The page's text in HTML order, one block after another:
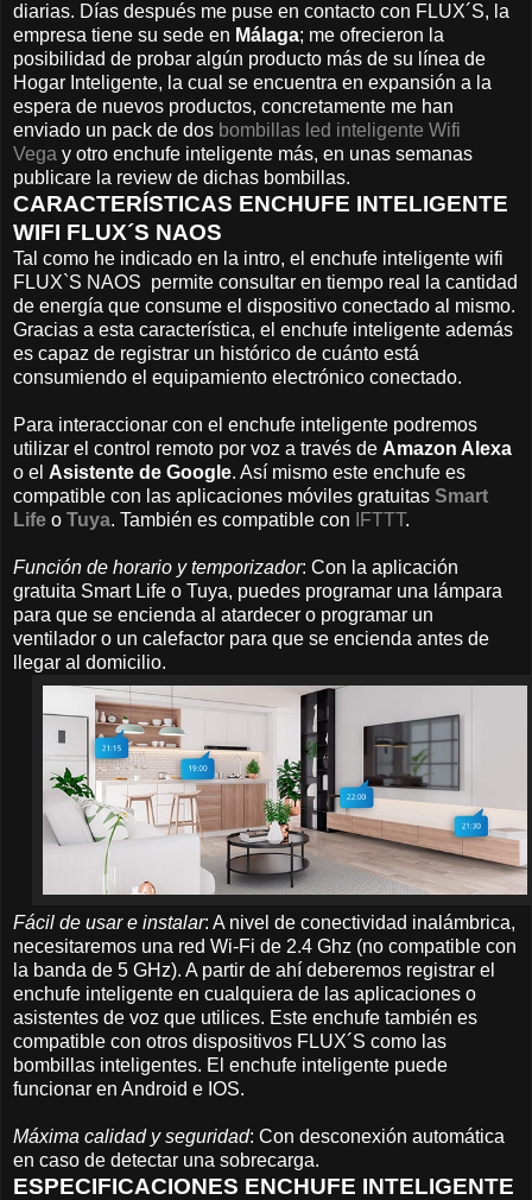
diarias. Días después me puse en contacto con FLUX´S, la
empresa tiene su sede en Málaga; me ofrecieron la
posibilidad de probar algún producto más de su línea de
Hogar Inteligente, la cual se encuentra en expansión a la
espera de nuevos productos, concretamente me han
enviado un pack de dos bombillas led inteligente Wifi
Vega y otro enchufe inteligente más, en unas semanas
publicare la review de dichas bombillas.
CARACTERÍSTICAS ENCHUFE INTELIGENTE
WIFI FLUX´S NAOS
Tal como he indicado en la intro, el enchufe inteligente wifi
FLUX`S NAOS permite consultar en tiempo real la cantidad
de energía que consume el dispositivo conectado al mismo.
Gracias a esta característica, el enchufe inteligente además
es capaz de registrar un histórico de cuánto está
consumiendo el equipamiento electrónico conectado.
Para interaccionar con el enchufe inteligente podremos
utilizar el control remoto por voz a través de Amazon Alexa
o el Asistente de Google. Así mismo este enchufe es
compatible con las aplicaciones móviles gratuitas Smart
Life o Tuya. También es compatible con IFTTT.
Función de horario y temporizador: Con la aplicación
gratuita Smart Life o Tuya, puedes programar una lámpara
para que se encienda al atardecer o programar un
ventilador o un calefactor para que se encienda antes de
llegar al domicilio.
Fácil de usar e instalar: A nivel de conectividad inalámbrica,
necesitaremos una red Wi-Fi de 2.4 Ghz (no compatible con
la banda de 5 GHz). A partir de ahí deberemos registrar el
enchufe inteligente en cualquiera de las aplicaciones o
asistentes de voz que utilices. Este enchufe también es
compatible con otros dispositivos FLUX´S como las
bombillas inteligentes. El enchufe inteligente puede
funcionar en Android e IOS.
Máxima calidad y seguridad: Con desconexión automática
en caso de detectar una sobrecarga.
ESPECIFICACIONES ENCHUFE INTELIGENTE